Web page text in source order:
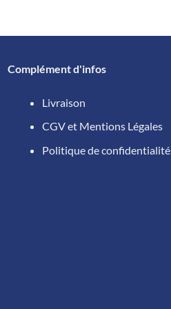
Complément d'infos
Livraison
CGV et Mentions Légales
Politique de confidentialité